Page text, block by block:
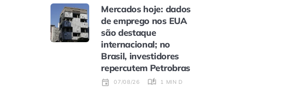
Mercados hoje: dados
de emprego nos EUA
são destaque
internacional; no
Brasil, investidores
repercutem Petrobras
07/08/26 1 MIN DE LEITURA